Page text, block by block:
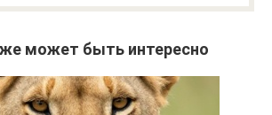
может быть интересно